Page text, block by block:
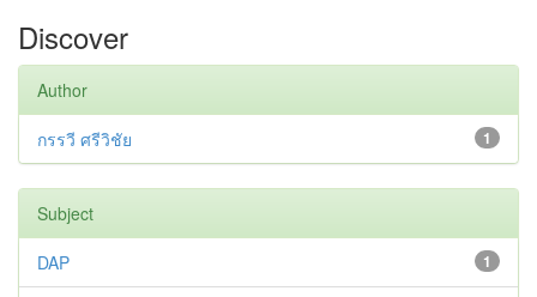
Discover
Author
1
กรรวี ศรีวิชัย
Subject
1
DAP